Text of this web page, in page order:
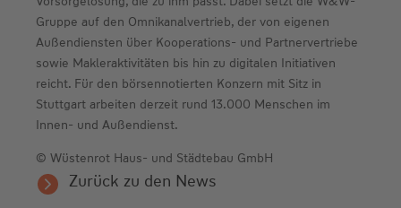
Gruppe auf den Omnikanalvertrieb, der von eigenen
Außendiensten über Kooperations- und Partnervertriebe
sowie Makleraktivitäten bis hin zu digitalen Initiativen
reicht. Für den börsennotierten Konzern mit Sitz in
Stuttgart arbeiten derzeit rund 13.000 Menschen im
Innen- und Außendienst.
© Wüstenrot Haus- und Städtebau GmbH
Zurück zu den News